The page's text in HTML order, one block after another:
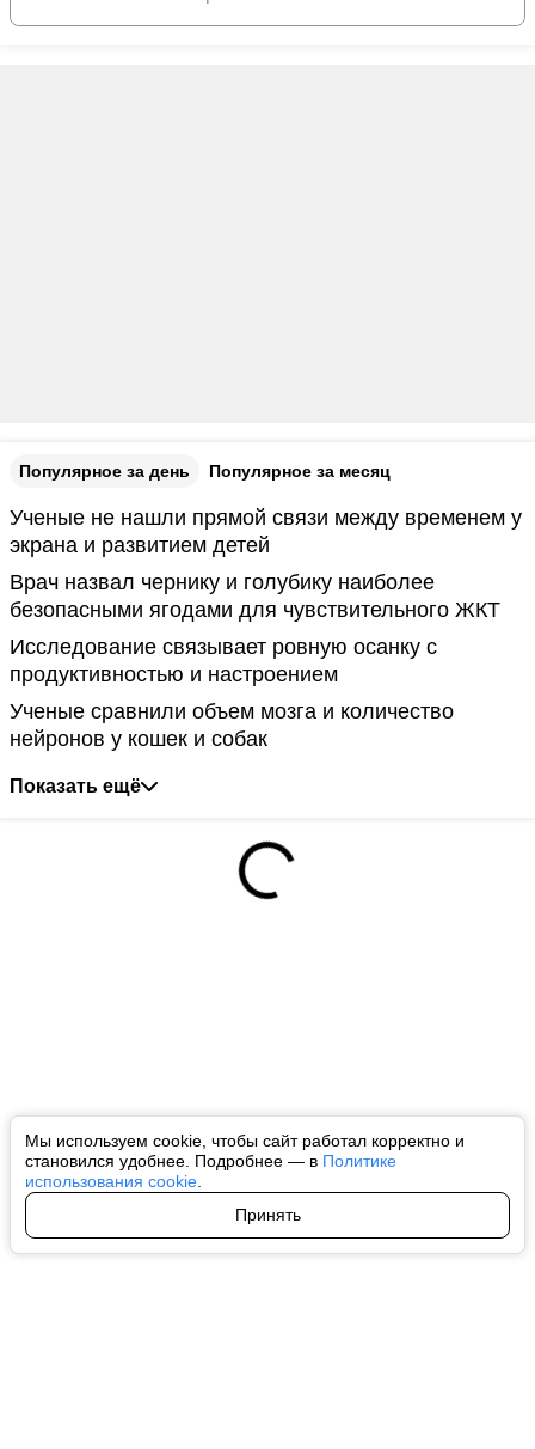
Мы используем cookie, чтобы сайт работал корректно и
становился удобнее. Подробнее — в Политике
использования cookie
Принять
Популярное за день Популярное за месяц
Ученые не нашли прямой связи между временем у
экрана и развитием детей
Врач назвал чернику и голубику наиболее
безопасными ягодами для чувствительного ЖКТ
Исследование связывает ровную осанку с
продуктивностью и настроением
Ученые сравнили объем мозга и количество
нейронов у кошек и собак
Показать ещё